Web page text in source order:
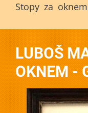
Stopy za
LUBOŠ
OKNEM -